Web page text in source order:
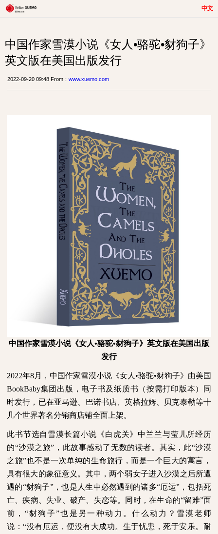
中文
中国作家雪漠小说《女人•骆驼•豺狗子》
英文版在美国出版发行
2022-09-20 09:48 From： www.xuemo.com
中国作家雪漠小说《女人•骆驼•豺狗子》英文版在美国出版
发行
2022年8月，中国作家雪漠小说《女人•骆驼•豺狗子》由美国
BookBaby集团出版，电子书及纸质书（按需打印版本）同
时发行，已在亚马逊、巴诺书店、英格拉姆、贝克泰勒等十
几个世界著名分销商店铺全面上架。
此书节选自雪漠长篇小说《白虎关》中兰兰与莹儿所经历
的“沙漠之旅”，此故事感动了无数的读者。其实，此“沙漠
之旅”也不是一次单纯的生命旅行，而是一个巨大的寓言，
具有很大的象征意义。其中，两个弱女子进入沙漠之后所遭
遇的“豺狗子”，也是人生中必然遇到的诸多“厄运”，包括死
亡、疾病、失业、破产、失恋等。同时，在生命的“留难”面
前，“豺狗子”也是另一种动力。什么动力？雪漠老师
说：“没有厄运，便没有大成功。生于忧患，死于安乐。耐